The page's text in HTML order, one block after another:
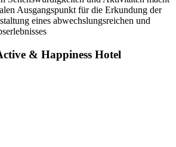
Ausgangspunkt für die Erkundung der
eines abwechslungsreichen und
& Happiness Hotel